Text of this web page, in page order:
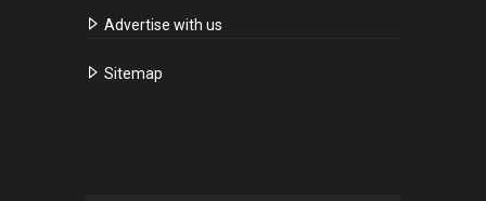
Advertise with us
Sitemap